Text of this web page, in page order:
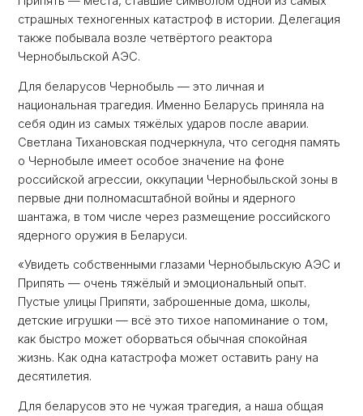
страшных техногенных катастроф в истории. Делегация
также побывала возле четвёртого реактора
Чернобыльской АЭС.
Для беларусов Чернобыль — это личная и
национальная трагедия. Именно Беларусь приняла на
себя один из самых тяжёлых ударов после аварии.
Светлана Тихановская подчеркнула, что сегодня память
о Чернобыле имеет особое значение на фоне
российской агрессии, оккупации Чернобыльской зоны в
первые дни полномасштабной войны и ядерного
шантажа, в том числе через размещение российского
ядерного оружия в Беларуси.
«Увидеть собственными глазами Чернобыльскую АЭС и
Припять — очень тяжёлый и эмоциональный опыт.
Пустые улицы Припяти, заброшенные дома, школы,
детские игрушки — всё это тихое напоминание о том,
как быстро может оборваться обычная спокойная
жизнь. Как одна катастрофа может оставить рану на
десятилетия.
Для беларусов это не чужая трагедия, а наша общая